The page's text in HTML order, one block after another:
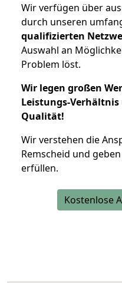
Wir verfügen über
durch unseren
qualifizierten
Auswahl an
Problem löst.
Wir legen großen
Leistungs-
Qualität!
Wir verstehen die
Remscheid und
erfüllen.
Kostenlose